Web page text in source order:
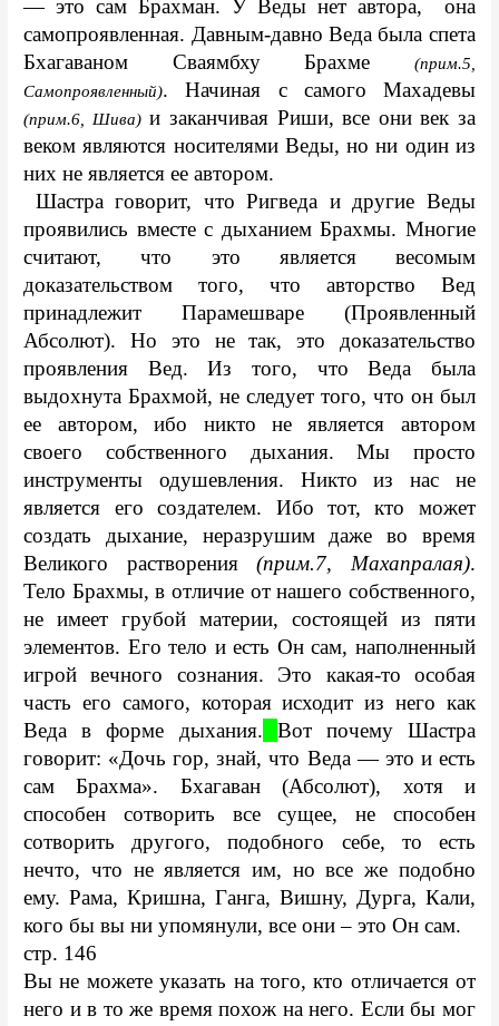
— это сам Брахман. У Веды нет автора,  она
самопроявленная. Давным-давно Веда была спета
Бхагаваном Сваямбху Брахме
(прим.5,
Самопроявленный)
. Начиная с самого Махадевы
(прим.6, Шива) и заканчивая Риши, все они век за
веком являются носителями Веды, но ни один из
них не является ее автором.
проявились вместе с дыханием Брахмы. Многие
считают, что это является весомым
доказательством того, что авторство Вед
принадлежит Парамешваре (Проявленный
Абсолют). Но это не так, это доказательство
проявления Вед. Из того, что Веда была
выдохнута Брахмой, не следует того, что он был
ее автором, ибо никто не является автором
своего собственного дыхания. Мы просто
инструменты одушевления. Никто из нас не
является его создателем. Ибо тот, кто может
создать дыхание, неразрушим даже во время
Великого растворения (прим.7, Махапралая).
Тело Брахмы, в отличие от нашего собственного,
не имеет грубой материи, состоящей из пяти
элементов. Его тело и есть Он сам, наполненный
игрой вечного сознания. Это какая-то особая
часть его самого, которая исходит из него как
Веда в форме дыхания.
Вот почему Шастра
говорит: «Дочь гор, знай, что Веда — это и есть
сам Брахма». Бхагаван (Абсолют), хотя и
способен сотворить все сущее, не способен
сотворить другого, подобного себе, то есть
нечто, что не является им, но все же подобно
ему. Рама, Кришна, Ганга, Вишну, Дурга, Кали,
кого бы вы ни упомянули, все они – это Он сам.
стр. 146
Вы не можете указать на того, кто отличается от
него и в то же время похож на него. Если бы мог